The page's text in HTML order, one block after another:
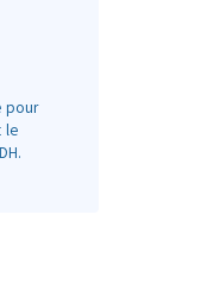
pour
le